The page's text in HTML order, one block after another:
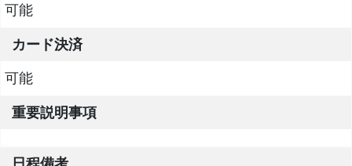
可能
カード決済
可能
重要説明事項